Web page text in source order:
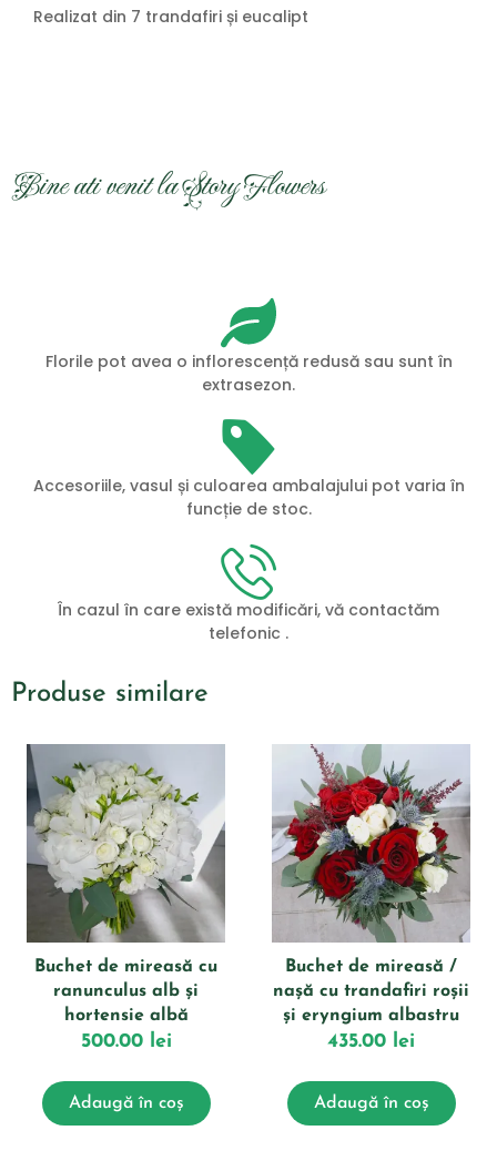
Realizat din 7 trandafiri și eucalipt
Bine ati venit la Story Flowers
Florile pot avea o inflorescență redusă sau sunt în
extrasezon.
Accesoriile, vasul și culoarea ambalajului pot varia în
funcție de stoc.
În cazul în care există modificări, vă contactăm
telefonic .
Produse similare
Buchet de mireasă cu
ranunculus alb și
hortensie albă
500.00 lei
Adaugă în coș
Buchet de mireasă /
nașă cu trandafiri roșii
și eryngium albastru
435.00 lei
Adaugă în coș